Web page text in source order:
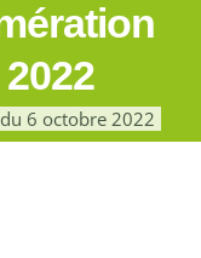
6 octobre 2022